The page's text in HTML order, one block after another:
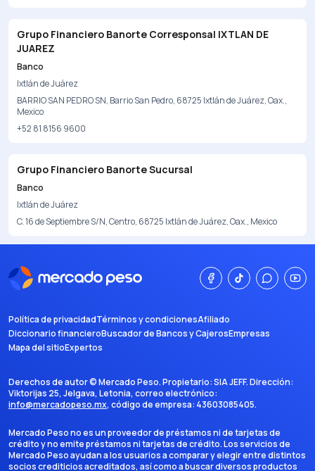
Grupo Financiero Banorte Corresponsal IXTLAN DE
JUAREZ
Banco
Ixtlán de Juárez
BARRIO SAN PEDRO SN, Barrio San Pedro, 68725 Ixtlán de Juárez, Oax.,
Mexico
+52 81 8156 9600
Grupo Financiero Banorte Sucursal
Banco
Ixtlán de Juárez
C. 16 de Septiembre S/N, Centro, 68725 Ixtlán de Juárez, Oax., Mexico
Política de privacidadTérminos y condicionesAfiliado
Diccionario financieroBuscador de Bancos y CajerosEmpresas
Mapa del sitioExpertos
Derechos de autor ©Mercado Peso. Propietario:SIA JEFF. Dirección:
Viktorijas 25, Jelgava, Letonia, correo electrónico:
info@mercadopeso.mx, código de empresa: 43603085405.
Mercado Peso no es un proveedor de préstamos ni de tarjetas de
crédito y no emite préstamos ni tarjetas de crédito. Los servicios de
Mercado Peso ayudan a los usuarios a comparar y elegir entre distintos
socios crediticios acreditados, así como a buscar diversos productos